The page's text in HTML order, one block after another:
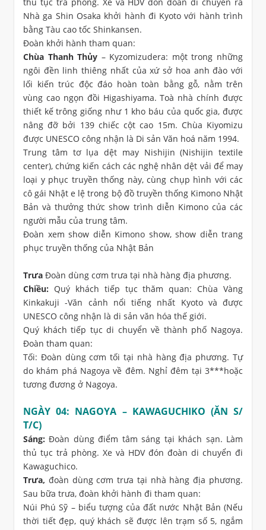
Nhà ga Shin Osaka khởi hành đi Kyoto với hành trình
bằng Tàu cao tốc Shinkansen.
Đoàn khởi hành tham quan:
Chùa Thanh Thủy – Kyzomizudera: một trong những
ngôi đền linh thiêng nhất của xứ sở hoa anh đào với
lối kiến trúc độc đáo hoàn toàn bằng gỗ, nằm trên
vùng cao ngọn đồi Higashiyama. Toà nhà chính được
thiết kế trông giống như 1 kho báu của quốc gia, được
nâng đỡ bởi 139 chiếc cột cao 15m. Chùa Kiyomizu
được UNESCO công nhận là Di sản Văn hoá năm 1994.
Trung tâm tơ lụa dệt may Nishijin (Nishijin textile
center), chứng kiến cách các nghệ nhân dệt vải để may
loại y phục truyền thống này, cùng chụp hình với các
cô gái Nhật e lệ trong bộ đồ truyền thống Kimono Nhật
Bản và thưởng thức show trình diễn Kimono của các
người mẫu của trung tâm.
Đoàn xem show diễn Kimono show, show diễn trang
phục truyền thống của Nhật Bản
Trưa Đoàn dùng cơm trưa tại nhà hàng địa phương.
Chiều: Quý khách tiếp tục thăm quan: Chùa Vàng
Kinkakuji -Văn cảnh nổi tiếng nhất Kyoto và được
UNESCO công nhận là di sản văn hóa thế giới.
Quý khách tiếp tục di chuyển về thành phố Nagoya.
Đoàn tham quan:
Tối: Đoàn dùng cơm tối tại nhà hàng địa phương. Tự
do khám phá Nagoya về đêm. Nghỉ đêm tại 3***hoặc
tương đương ở Nagoya.
NGÀY 04: NAGOYA – KAWAGUCHIKO (ĂN S/
T/C)
Sáng:Đoàn dùng điểm tâm sáng tại khách sạn. Làm
thủ tục trả phòng. Xe và HDV đón đoàn di chuyển đi
Kawaguchico.
Trưa, đoàn dùng cơm trưa tại nhà hàng địa phương.
Sau bữa trưa, đoàn khởi hành đi tham quan:
Núi Phú Sỹ – biểu tượng của đất nước Nhật Bản (Nếu
thời tiết đẹp, quý khách sẽ được lên trạm số 5, ngắm